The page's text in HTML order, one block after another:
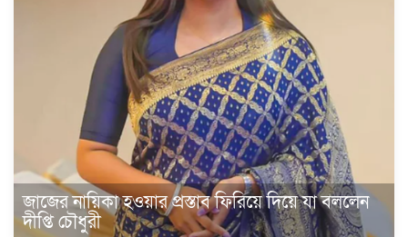
জাজের নায়িকা হওয়ার প্রস্তাব ফিরিয়ে দিয়ে যা বললেন
দীপ্তি চৌধুরী